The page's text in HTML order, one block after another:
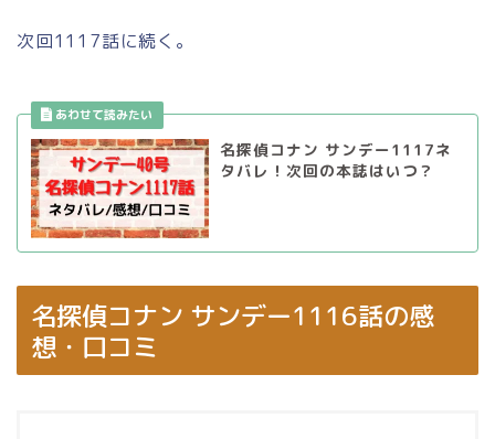
次回1117話に続く。
名探偵コナン サンデー1117ネ
タバレ！次回の本誌はいつ？
名探偵コナン サンデー1116話の感
想・口コミ